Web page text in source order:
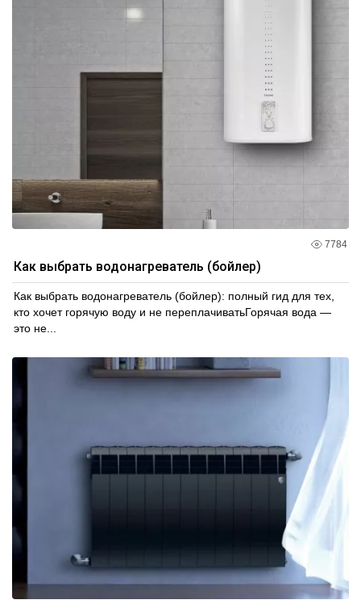
7784
Как выбрать водонагреватель (бойлер)
Как выбрать водонагреватель (бойлер): полный гид для тех,
кто хочет горячую воду и не переплачиватьГорячая вода —
это не...